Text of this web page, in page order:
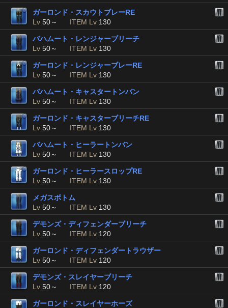
ガーロンド・スカウトブレーRE
Lv 50～ ITEM Lv 130
バハムート・レンジャーブリーチ
Lv 50～ ITEM Lv 130
ガーロンド・レンジャーブレーRE
Lv 50～ ITEM Lv 130
バハムート・キャスタートンバン
Lv 50～ ITEM Lv 130
ガーロンド・キャスターブリーチRE
Lv 50～ ITEM Lv 130
バハムート・ヒーラートンバン
Lv 50～ ITEM Lv 130
ガーロンド・ヒーラースロップRE
Lv 50～ ITEM Lv 130
メガスボトム
Lv 50～ ITEM Lv 130
デモンズ・ディフェンダーブリーチ
Lv 50～ ITEM Lv 120
ガーロンド・ディフェンダートラウザー
Lv 50～ ITEM Lv 120
デモンズ・スレイヤーブリーチ
Lv 50～ ITEM Lv 120
ガーロンド・スレイヤーホーズ